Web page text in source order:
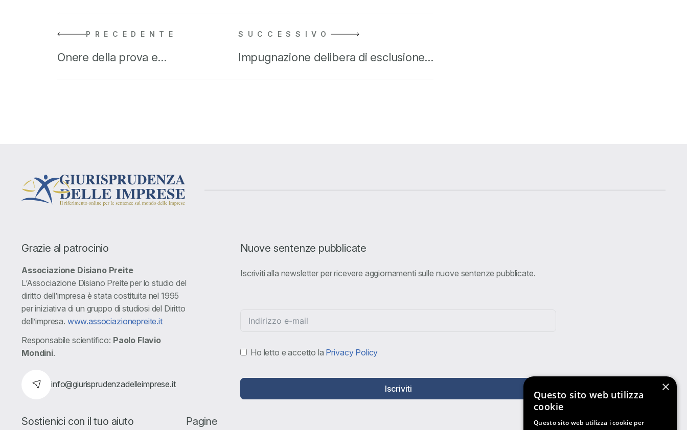
PRECEDENTE
Onere della prova e…
SUCCESSIVO
Impugnazione delibera di esclusione…
Grazie al patrocinio
Associazione Disiano Preite
L’Associazione Disiano Preite per lo studio del
diritto dell’impresa è stata costituita nel 1995
per iniziativa di un gruppo di studiosi del Diritto
dell’impresa. www.associazionepreite.it
Responsabile scientifico: Paolo Flavio
Mondini.
info@giurisprudenzadelleimprese.it
Nuove sentenze pubblicate
Iscriviti alla newsletter per ricevere aggiornamenti sulle nuove sentenze pubblicate.
Ho letto e accetto la Privacy Policy
Iscriviti
Sostienici con il tuo aiuto Pagine
×
Questo sito web utilizza
cookie
Questo sito web utilizza i cookie per